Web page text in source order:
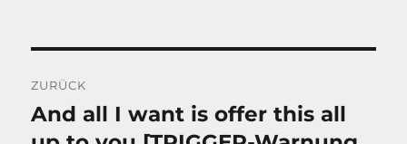
ZURÜCK
Vorheriger
Beitrag:
And all I want is offer this all